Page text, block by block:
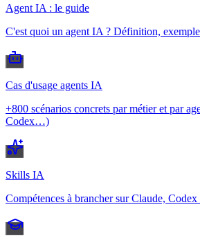
Agent IA : le guide
C'est quoi un agent IA ? Définition,
Cas d'usage agents IA
+800 scénarios concrets par métier et par
Codex…)
Skills IA
Compétences à brancher sur Claude, Codex